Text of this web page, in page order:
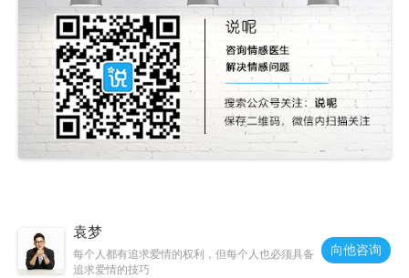
袁梦
每个人都有追求爱情的权利，但每个人也必须具备
追求爱情的技巧
向他咨询